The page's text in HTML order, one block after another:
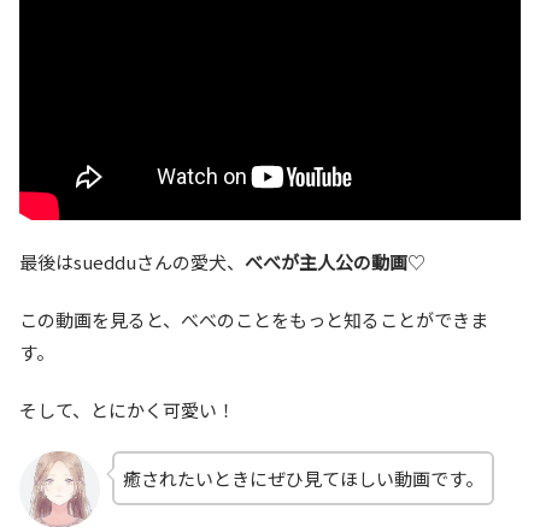
最後はsuedduさんの愛犬、 べべが主人公の動画♡
この動画を見ると、べべのことをもっと知ることができま
す。
そして、とにかく可愛い！
癒されたいときにぜひ見てほしい動画です。